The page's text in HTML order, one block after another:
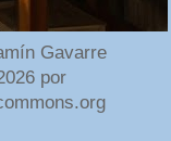
Gavarre
por